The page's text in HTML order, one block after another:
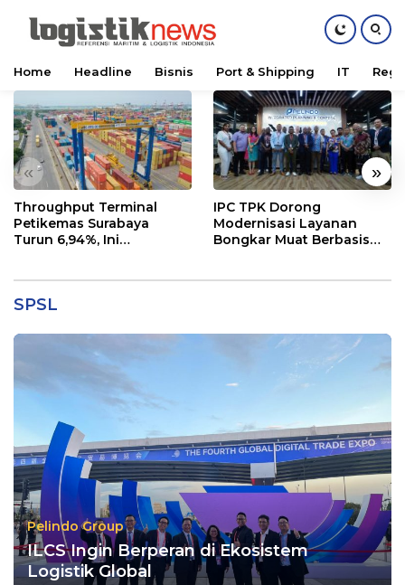
Skip
content
Home Headline Bisnis Port & Shipping IT
« »
Throughput Terminal
Petikemas Surabaya
Turun 6,94%, Ini
IPC TPK Dorong
Modernisasi Layanan
Bongkar Muat Berbasis
SPSL
Pelindo Group
ILCS Ingin Berperan di Ekosistem
Logistik Global